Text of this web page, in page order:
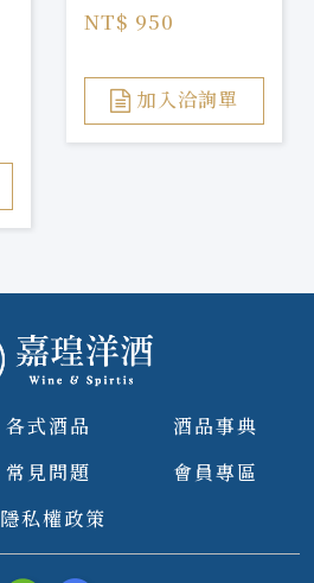
NT$ 950
加入洽詢單
各式酒品
酒品事典
常見問題
會員專區
隱私權政策